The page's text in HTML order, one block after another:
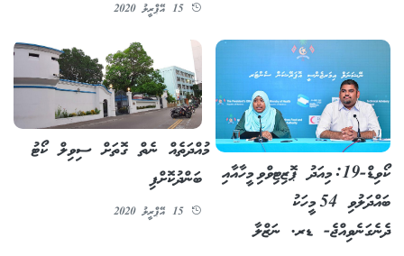
15 އޭޕްރީލު 2020
ކޯވިޑް-19: މިއަދު ޕޮޒިޓިވްވި މީހާއާއި
ބައްދަލުވި 54 މީހަކު
ދެނެގަނެވިއްޖެ- ޑރ. ނަޒްލާ
މުއްދަތެއް ނެތް ގޮތަށް ސިވިލް ކޯޓު
ބަންދުކޮށްފި
15 އޭޕްރީލު 2020